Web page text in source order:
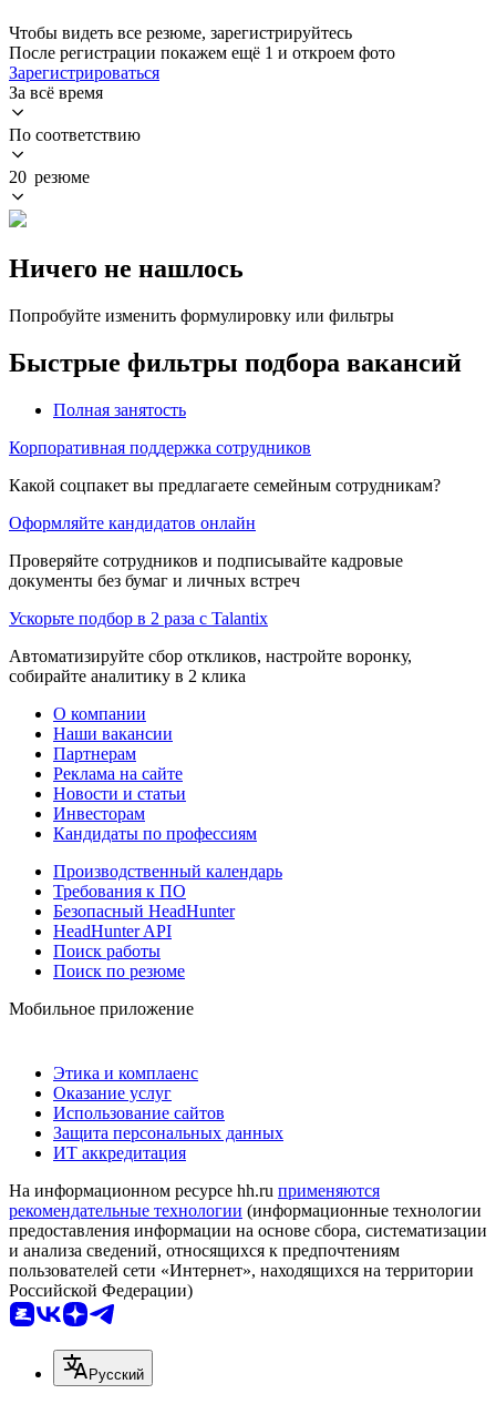
Чтобы видеть все резюме, зарегистрируйтесь
После регистрации покажем ещё 1 и откроем фото
Зарегистрироваться
За всё время
По соответствию
20 резюме
Ничего не нашлось
Попробуйте изменить формулировку или фильтры
Быстрые фильтры подбора вакансий
Полная занятость
Корпоративная поддержка сотрудников
Какой соцпакет вы предлагаете семейным сотрудникам?
Оформляйте кандидатов онлайн
Проверяйте сотрудников и подписывайте кадровые
документы без бумаг и личных встреч
Ускорьте подбор в 2 раза с Talantix
Автоматизируйте сбор откликов, настройте воронку,
собирайте аналитику в 2 клика
О компании
Наши вакансии
Партнерам
Реклама на сайте
Новости и статьи
Инвесторам
Кандидаты по профессиям
Производственный календарь
Требования к ПО
Безопасный HeadHunter
HeadHunter API
Поиск работы
Поиск по резюме
Мобильное приложение
Этика и комплаенс
Оказание услуг
Использование сайтов
Защита персональных данных
ИТ аккредитация
На информационном ресурсе hh.ru применяются
рекомендательные технологии (информационные технологии
предоставления информации на основе сбора, систематизации
и анализа сведений, относящихся к предпочтениям
пользователей сети «Интернет», находящихся на территории
Российской Федерации)
Русский